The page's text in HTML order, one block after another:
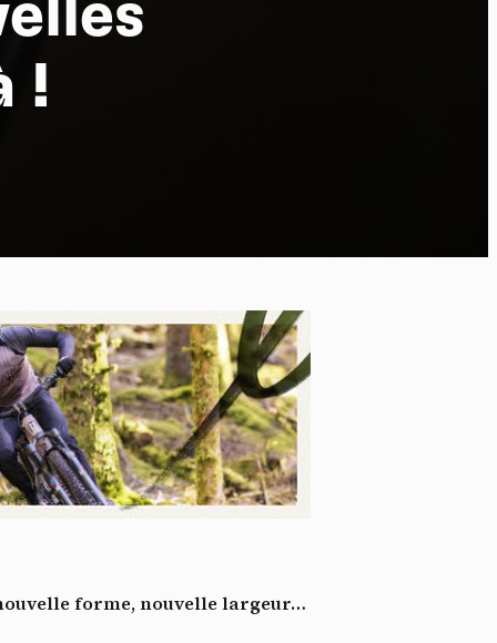
!
forme, nouvelle largeur…
me